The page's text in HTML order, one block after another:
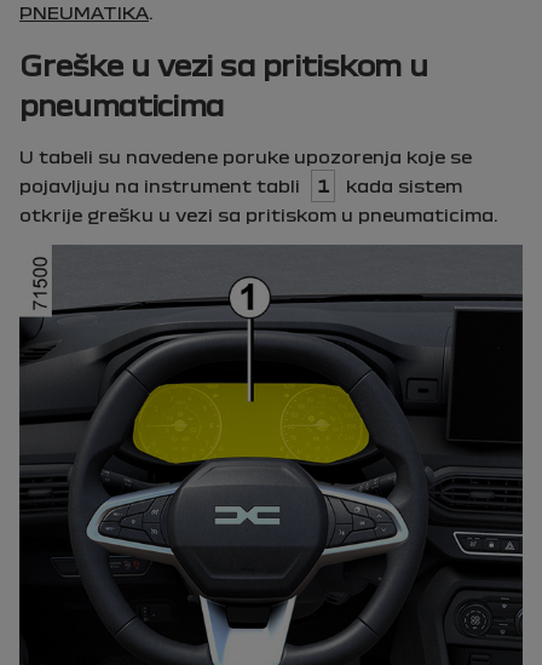
PNEUMATIKA
Greške u vezi sa pritiskom u
pneumaticima
U tabeli su navedene poruke upozorenja koje se
pojavljuju na instrument tabli
1
kada sistem
otkrije grešku u vezi sa pritiskom u pneumaticima.